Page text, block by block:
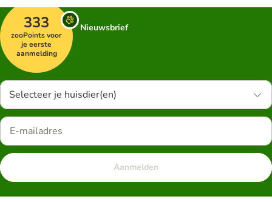
333
zooPoints voor
je eerste
aanmelding
Nieuwsbrief
Selecteer je huisdier(en)
Aanmelden